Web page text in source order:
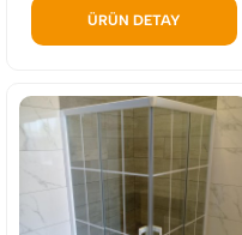
ÜRÜN DETAY